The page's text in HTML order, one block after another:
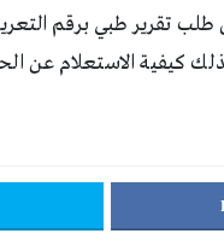
كيفية الاستعلام عن